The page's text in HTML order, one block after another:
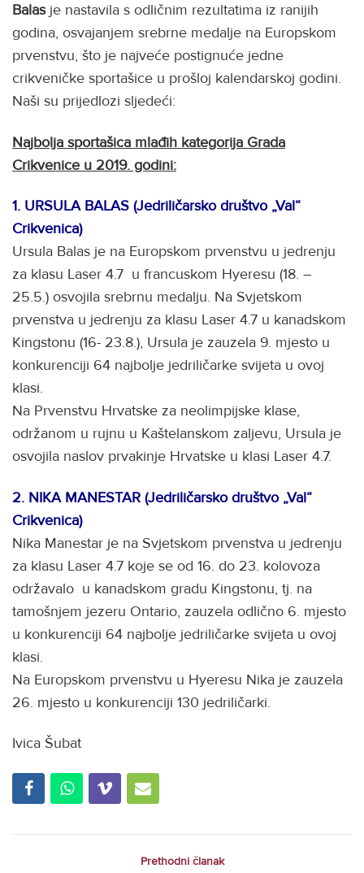
Balasje nastavila s odličnim rezultatima iz ranijih
godina, osvajanjem srebrne medalje na Europskom
prvenstvu, što je najveće postignuće jedne
crikveničke sportašice u prošloj kalendarskoj godini.
Naši su prijedlozi sljedeći:
Najbolja sportašica mlađih kategorija Grada
Crikvenice u 2019. godini:
1. URSULA BALAS (Jedriličarsko društvo „Val“
Crikvenica)
Ursula Balas je na Europskom prvenstvu u jedrenju
za klasu Laser 4.7 u francuskom Hyeresu (18. –
25.5.) osvojila srebrnu medalju. Na Svjetskom
prvenstva u jedrenju za klasu Laser 4.7 u kanadskom
Kingstonu (16- 23.8.), Ursula je zauzela 9. mjesto u
konkurenciji 64 najbolje jedriličarke svijeta u ovoj
klasi.
Na Prvenstvu Hrvatske za neolimpijske klase,
održanom u rujnu u Kaštelanskom zaljevu, Ursula je
osvojila naslov prvakinje Hrvatske u klasi Laser 4.7.
2. NIKA MANESTAR (Jedriličarsko društvo „Val“
Crikvenica)
Nika Manestar je na Svjetskom prvenstva u jedrenju
za klasu Laser 4.7 koje se od 16. do 23. kolovoza
održavalo u kanadskom gradu Kingstonu, tj. na
tamošnjem jezeru Ontario, zauzela odlično 6. mjesto
u konkurenciji 64 najbolje jedriličarke svijeta u ovoj
klasi.
Na Europskom prvenstvu u Hyeresu Nika je zauzela
26. mjesto u konkurenciji 130 jedriličarki.
Ivica Šubat
Prethodni članak